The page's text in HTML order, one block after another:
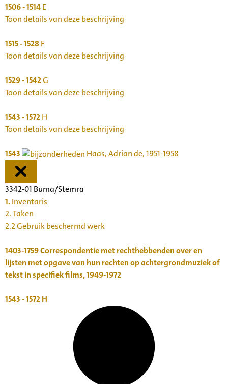
1506 - 1514E
Toon details van deze beschrijving
1515 - 1528F
Toon details van deze beschrijving
1529 - 1542G
Toon details van deze beschrijving
1543 - 1572H
Toon details van deze beschrijving
1543 Haas, Adrian de, 1951-1958
3342-01 Buma/Stemra
1.Inventaris
2. Taken
2.2 Gebruik beschermd werk
1403-1759Correspondentie met rechthebbenden over en
lijsten met opgave van hun rechten op achtergrondmuziek of
tekst in specifiek films, 1949-1972
1543 - 1572H